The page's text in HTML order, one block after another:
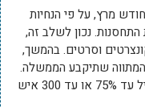
מרץ, על פי הנחיות
נכון לשלב זה,
וסרטים. בהמשך,
המתווה שתיקבע הממשלה.
על פי הנחיות התו הירוק, תפוסת האולם תכיל עד 75% או עד 300 איש